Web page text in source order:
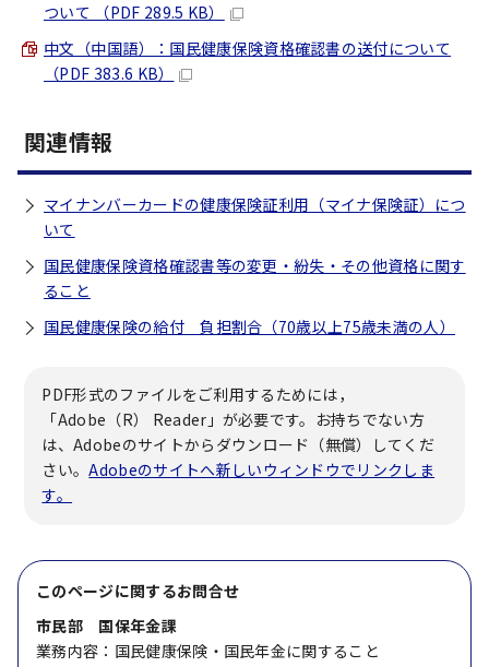
ついて （PDF 289.5 KB）
中文（中国語）
：国民健康保険資格確認書の送付について
（PDF 383.6 KB）
関連情報
マイナンバーカードの健康保険証利用（マイナ保険証）につ
いて
国民健康保険資格確認書等の変更・紛失・その他資格に関す
ること
国民健康保険の給付 負担割合（70歳以上75歳未満の人）
PDF形式のファイルをご利用するためには，
「Adobe（R） Reader」が必要です。お持ちでない方
は、Adobeのサイトからダウンロード（無償）してくだ
さい。Adobeのサイトへ新しいウィンドウでリンクしま
す。
このページに関するお問合せ
市民部 国保年金課
業務内容：国民健康保険・国民年金に関すること